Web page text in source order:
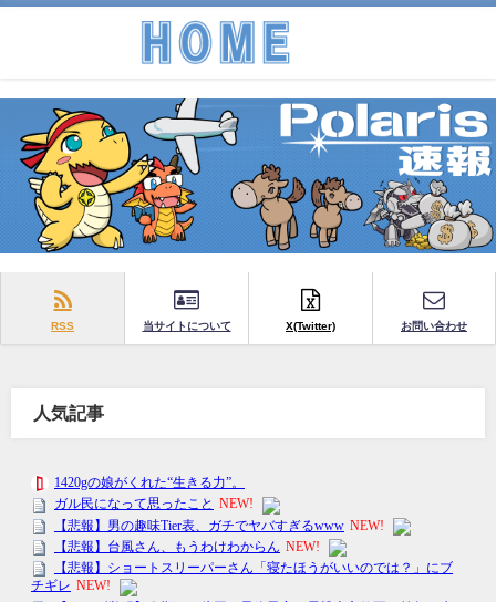
RSS 当サイトについて X(Twitter) お問い合わせ
人気記事